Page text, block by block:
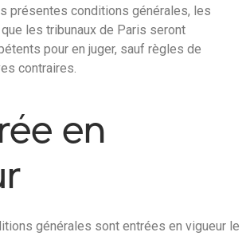
présentes conditions générales, les
les tribunaux de Paris seront
pour en juger, sauf règles de
contraires.
en
générales sont entrées en vigueur le